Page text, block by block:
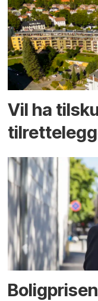
Vil ha